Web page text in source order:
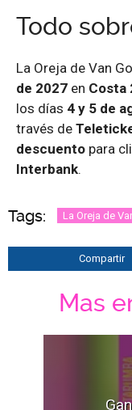
Todo
La Oreja de Van
de 2027 en Costa
los días 4 y 5 de
través de
descuento para
Interbank.
Tags: La Oreja de
Compartir
Mas